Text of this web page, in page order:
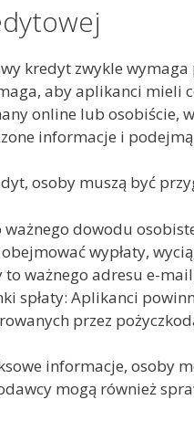
kredyt zwykle
aby aplikanci
online lub osobiście,
informacje i
osoby muszą być
ważnego dowodu
wypłaty,
to ważnego adresu e-
spłaty: Aplikanci
przez
informacje, osoby
mogą również